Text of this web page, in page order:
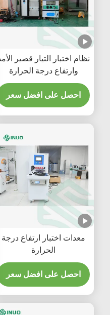
نظام اختبار التيار قصير الأمد
وارتفاع درجة الحرارة
لموصلات المركبات
الكهربائية IEC 62196
احصل على افضل سعر
معدات اختبار ارتفاع درجة
الحرارة
احصل على افضل سعر